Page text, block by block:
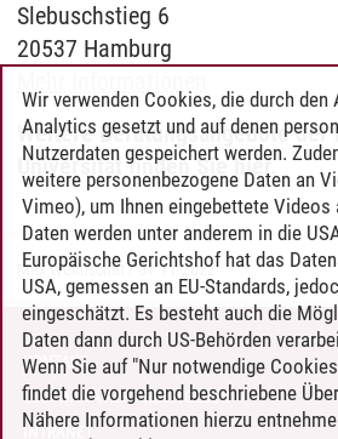
Slebuschstieg 6
20537 Hamburg
Weitere Beratungsangebote der
Universität finden Sie hier.
Max Weituschat /01.11.2022
KONTAKT
LEUPHANA ALS ARBEITGEBER
INTRANET
Wir verwenden Cookies, die durch
Analytics gesetzt und auf denen
Nutzerdaten gespeichert werden.
weitere personenbezogene Daten an
Vimeo), um Ihnen eingebettete Videos
Daten werden unter anderem in die
Europäische Gerichtshof hat das
USA, gemessen an EU-Standards,
eingeschätzt. Es besteht auch die
Daten dann durch US-Behörden
Wenn Sie auf "Nur notwendige
findet die vorgehend beschriebene
Nähere Informationen hierzu